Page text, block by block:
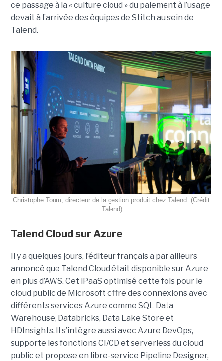
ce passage à la « culture cloud » du paiement à l’usage
devait à l’arrivée des équipes de Stitch au sein de
Talend.
Christophe Toum, directeur de la gestion produit chez Talend. (Crédit
: Talend).
Talend Cloud sur Azure
Il y a quelques jours, l’éditeur français a par ailleurs
annoncé que Talend Cloud était disponible sur Azure
en plus d’AWS. Cet iPaaS optimisé cette fois pour le
cloud public de Microsoft offre des connexions avec
différents services Azure comme SQL Data
Warehouse, Databricks, Data Lake Store et
HDInsights. Il s’intègre aussi avec Azure DevOps,
supporte les fonctions CI/CD et serverless du cloud
public et propose en libre-service Pipeline Designer,